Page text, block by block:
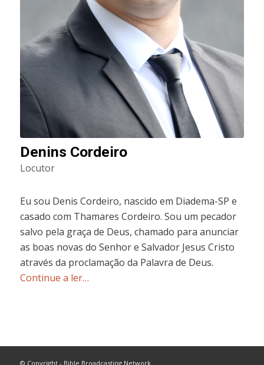
Denins Cordeiro
Locutor
Eu sou Denis Cordeiro, nascido em Diadema-SP e
casado com Thamares Cordeiro. Sou um pecador
salvo pela graça de Deus, chamado para anunciar
as boas novas do Senhor e Salvador Jesus Cristo
através da proclamação da Palavra de Deus.
Continue a ler…
© Copyright - Bible Broadcasting Network